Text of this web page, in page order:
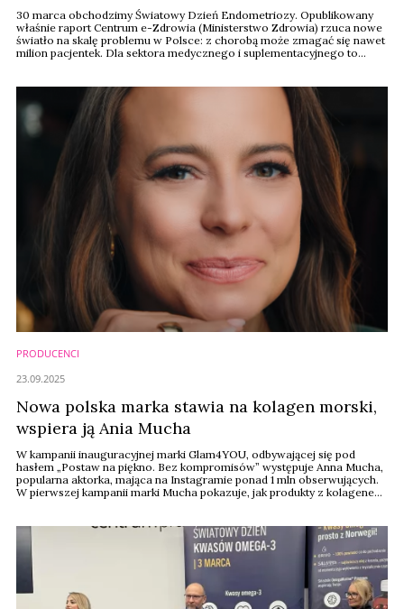
30 marca obchodzimy Światowy Dzień Endometriozy. Opublikowany
właśnie raport Centrum e-Zdrowia (Ministerstwo Zdrowia) rzuca nowe
światło na skalę problemu w Polsce: z chorobą może zmagać się nawet
milion pacjentek. Dla sektora medycznego i suplementacyjnego to
PRODUCENCI
Nowa polska marka stawia na kolagen morski,
wspiera ją Ania Mucha
W kampanii inauguracyjnej marki Glam4YOU, odbywającej się pod
hasłem „Postaw na piękno. Bez kompromisów” występuje Anna Mucha,
popularna aktorka, mająca na Instagramie ponad 1 mln obserwujących.
W pierwszej kampanii marki Mucha pokazuje, jak produkty z kolagenem
23.09.2025